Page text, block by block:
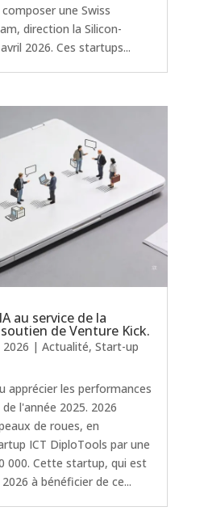
une Swiss
direction la Silicon-
2026. Ces startups...
au service de la
de Venture Kick.
2026 | Actualité, Start-up
apprécier les performances
l'année 2025. 2026
de roues, en
ICT DiploTools par une
000. Cette startup, qui est
à bénéficier de ce...